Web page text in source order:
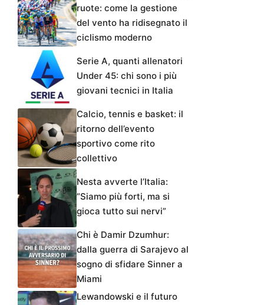
ruote: come la gestione
del vento ha ridisegnato il
ciclismo moderno
Serie A, quanti allenatori
Under 45: chi sono i più
giovani tecnici in Italia
Calcio, tennis e basket: il
ritorno dell’evento
sportivo come rito
collettivo
Nesta avverte l’Italia:
“Siamo più forti, ma si
gioca tutto sui nervi”
Chi è Damir Dzumhur:
dalla guerra di Sarajevo al
sogno di sfidare Sinner a
Miami
Lewandowski e il futuro